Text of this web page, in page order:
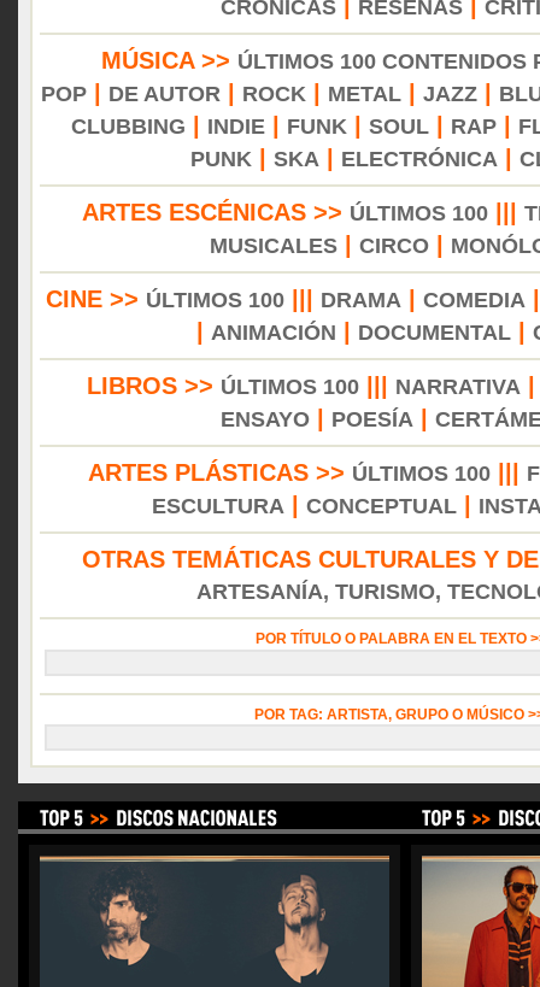
CRÓNICAS| RESEÑAS|
MÚSICA >> ÚLTIMOS 100 CONTENIDOS
POP| DE AUTOR ROCK METAL| JAZZ|
CLUBBING
INDIE| FUNK SOUL| RAP|
PUNK
SKA ELECTRÓNICA
ARTES ESCÉNICAS >> ÚLTIMOS 100
MUSICALES
CIRCO
CINE >> ÚLTIMOS 100||| DRAMA COMEDIA
ANIMACIÓN DOCUMENTAL|
LIBROS >> ÚLTIMOS 100 NARRATIVA
ENSAYO| POESÍA
ARTES PLÁSTICAS >> ÚLTIMOS 100|||
ESCULTURA
CONCEPTUAL
OTRAS TEMÁTICAS CULTURALES Y
ARTESANÍA, TURISMO,
POR TÍTULO O PALABRA EN EL TEXTO
POR TAG: ARTISTA, GRUPO O MÚSICO